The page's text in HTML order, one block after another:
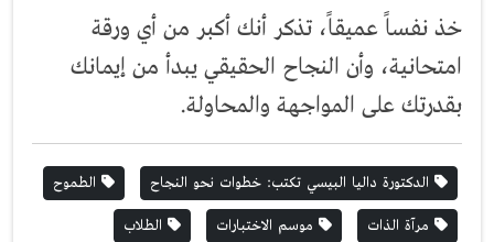
خذ نفساً عميقاً، تذكر أنك أكبر من أي ورقة
امتحانية، وأن النجاح الحقيقي يبدأ من إيمانك
بقدرتك على المواجهة والمحاولة.
الدكتورة داليا البيسي تكتب: خطوات نحو النجاح
الطموح
مرآة الذات
موسم الاختبارات
الطلاب